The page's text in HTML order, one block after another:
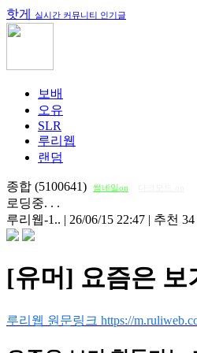
핫게 실시간 커뮤니티 인기글
보배
오유
SLR
루리웹
랜덤
종합 (5100641) 썸네일on
로딩중. . .
루리웹-1.. | 26/06/15 22:47 | 추천 34
[유머] 요즘은 보
루리웹 원문링크 https://